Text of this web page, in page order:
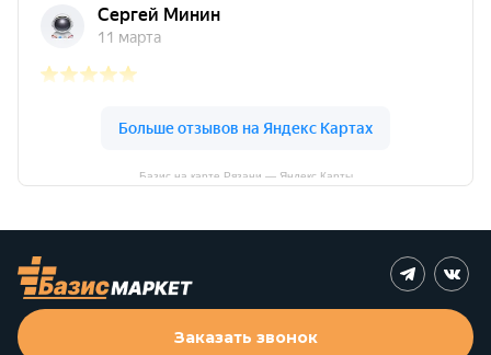
Базис на карте Рязани — Яндекс Карты
Заказать звонок